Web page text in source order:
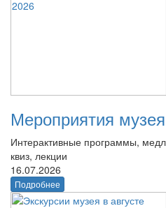
Мероприятия
Интерактивные программы,
квиз, лекции
16.07.2026
Подробнее